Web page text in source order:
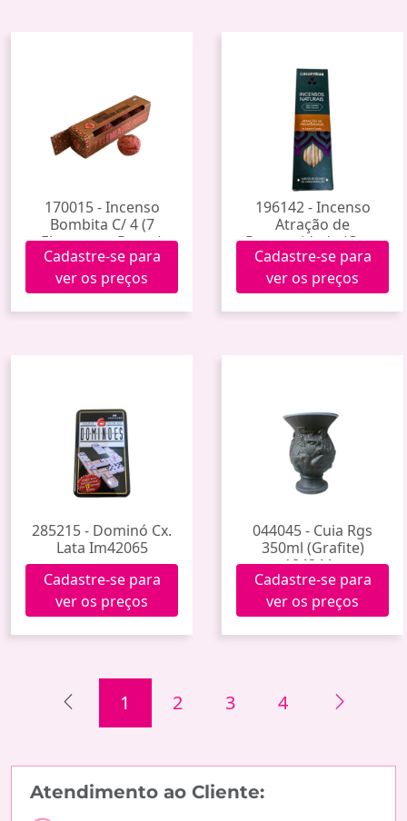
170015 - Incenso
Bombita C/ 4 (7
Elementos Puros)
Cadastre-se para
ver os preços
196142 - Incenso
Atração de
Prosperidade (Casa
Rittua)
Cadastre-se para
ver os preços
285215 - Dominó Cx.
Lata Im42065
Cadastre-se para
ver os preços
044045 - Cuia Rgs
350ml (Grafite)
184344g
Cadastre-se para
ver os preços
1 2 3 4
Atendimento ao Cliente: